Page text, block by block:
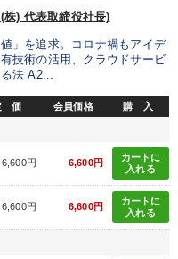
株) 代表取締役社長)
」を追求。コロナ禍もアイデ
技術の活用、クラウドサービ
法 A2...
価 会員価格 購 入
6,600円 6,600円
カートに
入れる
6,600円 6,600円
カートに
入れる